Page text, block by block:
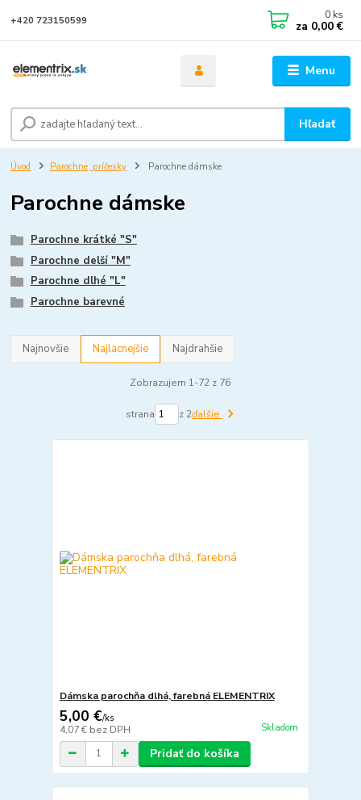
Menu
Hľadať
+420 723150599 0 ks
za 0,00 €
Úvod Parochne, príčesky Parochne dámske
Parochne dámske
Parochne krátké "S"
Parochne delší "M"
Parochne dlhé "L"
Parochne barevné
Najnovšie Najlacnejšie Najdrahšie
Zobrazujem 1-72 z 76
strana z 2ďalšie
Dámska parochňa dlhá, farebná ELEMENTRIX
5,00 €/ks
4,07 € bez DPH Skladom
Pridať do košíka